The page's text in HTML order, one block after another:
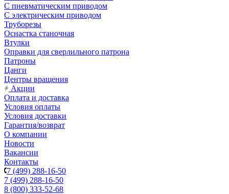
С пневматическим приводом
С электрическим приводом
Труборезы
Оснастка станочная
Втулки
Оправки для сверлильного патрона
Патроны
Цанги
Центры вращения
Акции
Оплата и доставка
Условия оплаты
Условия доставки
Гарантия/возврат
О компании
Новости
Вакансии
Контакты
7 (499) 288-16-50
7 (499) 288-16-50
8 (800) 333-52-68